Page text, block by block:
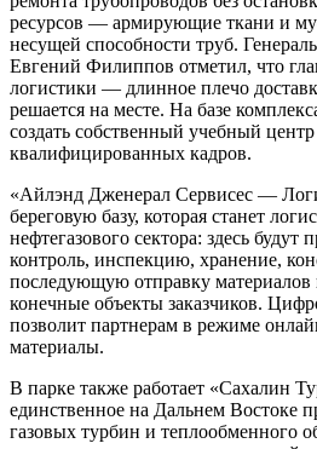
ресурсов — армирующие ткани и
несущей способности труб.
Евгений Филиппов отметил, что
логистики — длинное плечо
решается на месте. На базе
создать собственный учебный
квалифицированных кадров.
«Айлэнд Дженерал Сервисес —
береговую базу, которая станет
нефтегазового сектора: здесь будут
контроль, инспекцию, хранение,
последующую отправку материалов
конечные объекты заказчиков.
позволит партнерам в режиме
материалы.
В парке также работает «Сахалин
единственное на Дальнем Востоке
газовых турбин и теплообменного